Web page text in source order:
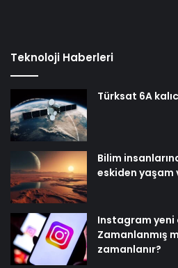
Teknoloji Haberleri
Türksat 6A
Bilim
eskiden yaşam
Instagram yeni
Zamanlanmış
zamanlanır?